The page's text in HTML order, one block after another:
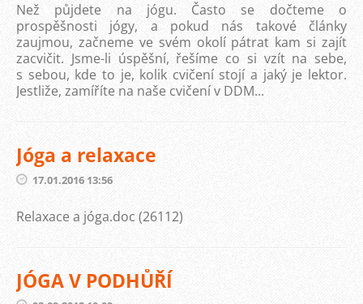
Než půjdete na jógu. Často se dočteme o
prospěšnosti jógy, a pokud nás takové články
zaujmou, začneme ve svém okolí pátrat kam si zajít
zacvičit. Jsme-li úspěšní, řešíme co si vzít na sebe,
s sebou, kde to je, kolik cvičení stojí a jaký je lektor.
Jestliže, zamíříte na naše cvičení v DDM...
Jóga a relaxace
17.01.2016 13:56
Relaxace a jóga.doc (26112)
JÓGA V PODHŮŘÍ